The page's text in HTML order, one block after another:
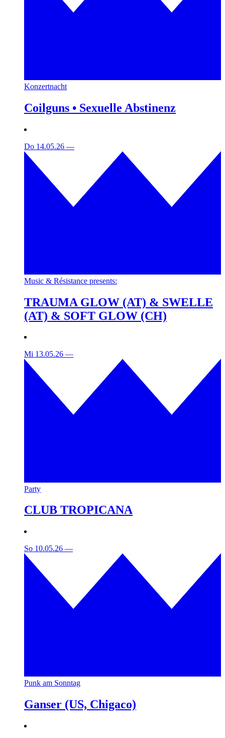
Konzertnacht
Coilguns • Sexuelle Abstinenz
Do 14.05.26 —
Music & Résistance presents:
TRAUMA GLOW (AT) & SWELLE
(AT) & SOFT GLOW (CH)
Mi 13.05.26 —
Party
CLUB TROPICANA
So 10.05.26 —
Punk am Sonntag
Ganser (US, Chigaco)